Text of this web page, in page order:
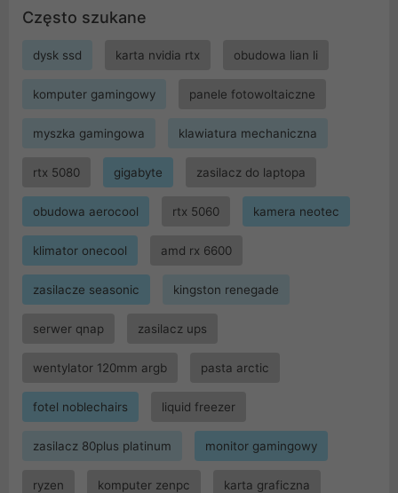
Często szukane
dysk ssd karta nvidia rtx obudowa lian li
komputer gamingowy panele fotowoltaiczne
myszka gamingowa klawiatura mechaniczna
rtx 5080 gigabyte zasilacz do laptopa
obudowa aerocool rtx 5060 kamera neotec
klimator onecool amd rx 6600
zasilacze seasonic kingston renegade
serwer qnap zasilacz ups
wentylator 120mm argb pasta arctic
fotel noblechairs liquid freezer
zasilacz 80plus platinum monitor gamingowy
ryzen komputer zenpc karta graficzna